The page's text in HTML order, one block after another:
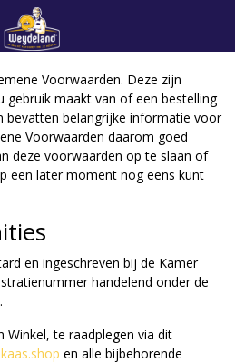
Voorwaarden. Deze zijn
gebruik maakt van of een bestelling
bevatten belangrijke informatie voor
Voorwaarden daarom goed
deze voorwaarden op te slaan of
een later moment nog eens kunt
en ingeschreven bij de Kamer
handelend onder de
Winkel, te raadplegen via dit
en alle bijbehorende